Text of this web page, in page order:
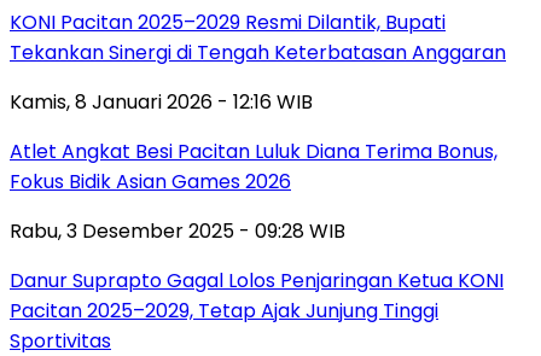
KONI Pacitan 2025–2029 Resmi Dilantik, Bupati
Tekankan Sinergi di Tengah Keterbatasan Anggaran
Kamis, 8 Januari 2026 - 12:16 WIB
Atlet Angkat Besi Pacitan Luluk Diana Terima Bonus,
Fokus Bidik Asian Games 2026
Rabu, 3 Desember 2025 - 09:28 WIB
Danur Suprapto Gagal Lolos Penjaringan Ketua KONI
Pacitan 2025–2029, Tetap Ajak Junjung Tinggi
Sportivitas